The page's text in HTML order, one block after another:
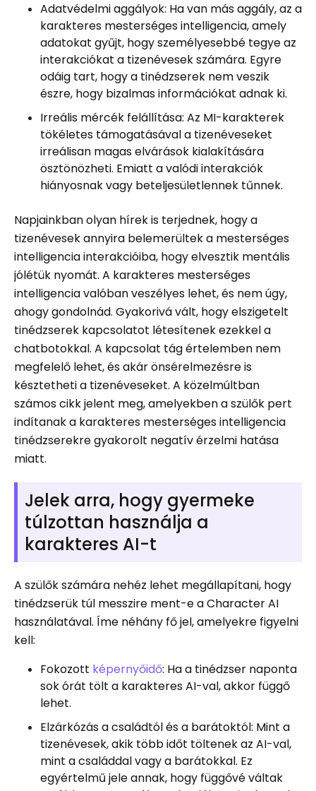
Adatvédelmi aggályok: Ha van más aggály, az a
karakteres mesterséges intelligencia, amely
adatokat gyűjt, hogy személyesebbé tegye az
interakciókat a tizenévesek számára. Egyre
odáig tart, hogy a tinédzserek nem veszik
észre, hogy bizalmas információkat adnak ki.
Irreális mércék felállítása: Az MI-karakterek
tökéletes támogatásával a tizenéveseket
irreálisan magas elvárások kialakítására
ösztönözheti. Emiatt a valódi interakciók
hiányosnak vagy beteljesületlennek tűnnek.
Napjainkban olyan hírek is terjednek, hogy a
tizenévesek annyira belemerültek a mesterséges
intelligencia interakcióiba, hogy elvesztik mentális
jólétük nyomát. A karakteres mesterséges
intelligencia valóban veszélyes lehet, és nem úgy,
ahogy gondolnád. Gyakorivá vált, hogy elszigetelt
tinédzserek kapcsolatot létesítenek ezekkel a
chatbotokkal. A kapcsolat tág értelemben nem
megfelelő lehet, és akár önsérelmezésre is
késztetheti a tizenéveseket. A közelmúltban
számos cikk jelent meg, amelyekben a szülők pert
indítanak a karakteres mesterséges intelligencia
tinédzserekre gyakorolt ​​negatív érzelmi hatása
miatt.
Jelek arra, hogy gyermeke
túlzottan használja a
karakteres AI-t
A szülők számára nehéz lehet megállapítani, hogy
tinédzserük túl messzire ment-e a Character AI
használatával. Íme néhány fő jel, amelyekre figyelni
kell:
Fokozott képernyőidő: Ha a tinédzser naponta
sok órát tölt a karakteres AI-val, akkor függő
lehet.
Elzárkózás a családtól és a barátoktól: Mint a
tizenévesek, akik több időt töltenek az AI-val,
mint a családdal vagy a barátokkal. Ez
egyértelmű jele annak, hogy függővé váltak